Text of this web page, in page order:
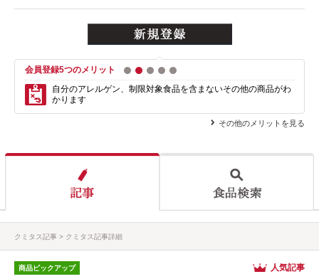
会員登録5つのメリット 1 2 3 4
自分のアレルゲン、制限対象食品を含まないその他の商品がわ
かります
その他のメリットを見る
クミタス記事 クミタス記事詳細
商品ピックアップ 人気記事